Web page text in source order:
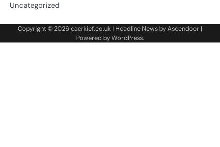
Uncategorized
Copyright © 2026caerkief.co.uk | Headline News byAscendoor |
Powered byWordPress.